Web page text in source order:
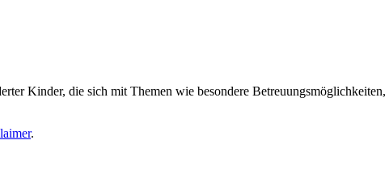
Kinder, die sich mit Themen wie besondere
.